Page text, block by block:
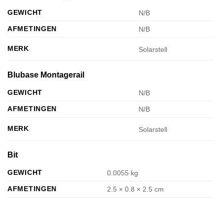
GEWICHT
N/B
AFMETINGEN
N/B
MERK Solarstell
Blubase Montagerail
GEWICHT
N/B
AFMETINGEN
N/B
MERK Solarstell
Bit
GEWICHT
0.0055 kg
AFMETINGEN
2.5 × 0.8 × 2.5 cm